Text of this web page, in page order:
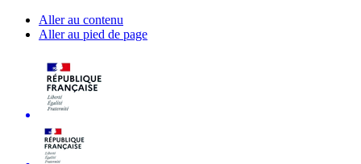
Aller au contenu
Aller au pied de page